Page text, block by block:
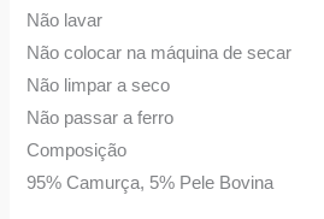
Não lavar
Não colocar na máquina de secar
Não limpar a seco
Não passar a ferro
Composição
95% Camurça, 5% Pele Bovina